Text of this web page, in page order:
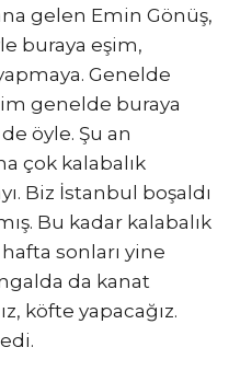
gelen Emin Gönüş,
buraya eşim,
Genelde
genelde buraya
öyle. Şu an
çok kalabalık
Biz İstanbul boşaldı
Bu kadar kalabalık
sonları yine
da kanat
köfte yapacağız.